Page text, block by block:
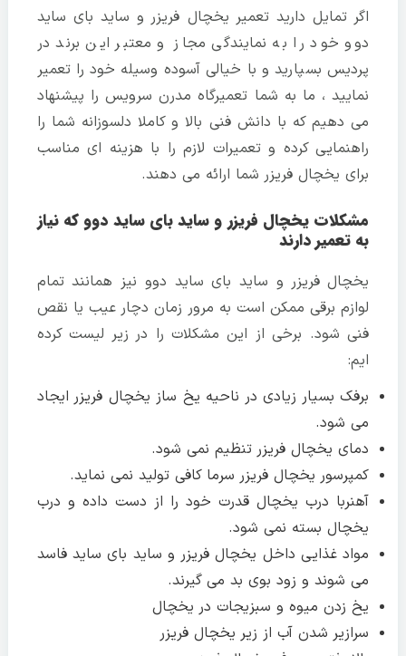
اگر تمایل دارید تعمیر یخچال فریزر و ساید بای ساید
دوو خود را به نمایندگی مجاز و معتبر این برند در
پردیس بسپارید و با خیالی آسوده وسیله خود را تعمیر
نمایید ، ما به شما تعمیرگاه مدرن سرویس را پیشنهاد
می دهیم که با دانش فنی بالا و کاملا دلسوزانه شما را
راهنمایی کرده و تعمیرات لازم را با هزینه ای مناسب
برای یخچال فریزر شما ارائه می دهند.
مشکلات یخچال فریزر و ساید بای ساید دوو که نیاز
به تعمیر دارند
یخچال فریزر و ساید بای ساید دوو نیز همانند تمام
لوازم برقی ممکن است به مرور زمان دچار عیب یا نقص
فنی شود. برخی از این مشکلات را در زیر لیست کرده
ایم:
برفک بسیار زیادی در ناحیه یخ ساز یخچال فریزر ایجاد
می شود.
دمای یخچال فریزر تنظیم نمی شود.
کمپرسور یخچال فریزر سرما کافی تولید نمی نماید.
آهنربا درب یخچال قدرت خود را از دست داده و درب
یخچال بسته نمی شود.
مواد غذایی داخل یخچال فریزر و ساید بای ساید فاسد
می شوند و زود بوی بد می گیرند.
یخ زدن میوه و سبزیجات در یخچال
سرازیر شدن آب از زیر یخچال فریزر